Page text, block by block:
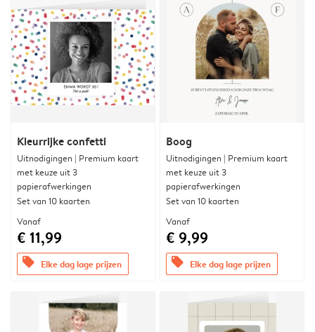
Kleurrijke confetti
Uitnodigingen | Premium kaart
met keuze uit 3
papierafwerkingen
Set van 10 kaarten
Vanaf
€ 11,99
offers Elke dag lage prijzen
Boog
Uitnodigingen | Premium kaart
met keuze uit 3
papierafwerkingen
Set van 10 kaarten
Vanaf
€ 9,99
offers Elke dag lage prijzen